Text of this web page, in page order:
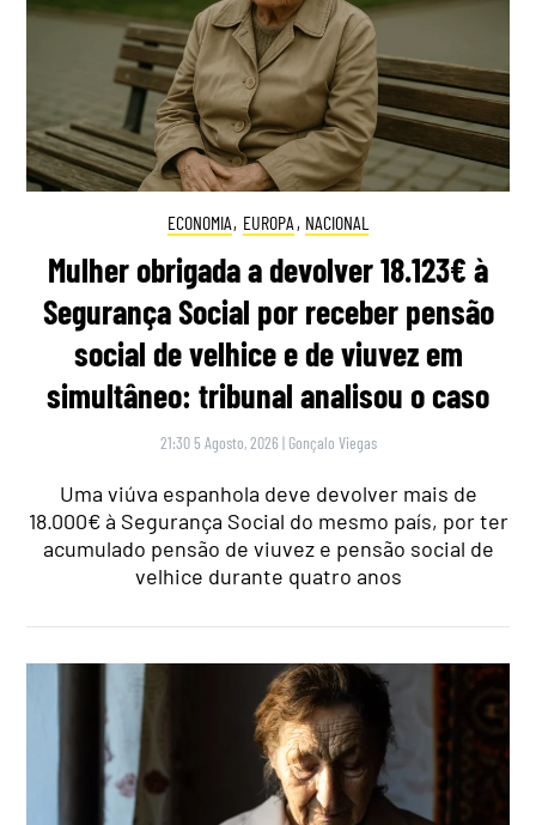
ECONOMIA, EUROPA , NACIONAL
Mulher obrigada a devolver 18.123€ à
Segurança Social por receber pensão
social de velhice e de viuvez em
simultâneo: tribunal analisou o caso
21:30 5 Agosto, 2026 | Gonçalo Viegas
Uma viúva espanhola deve devolver mais de
18.000€ à Segurança Social do mesmo país, por ter
acumulado pensão de viuvez e pensão social de
velhice durante quatro anos